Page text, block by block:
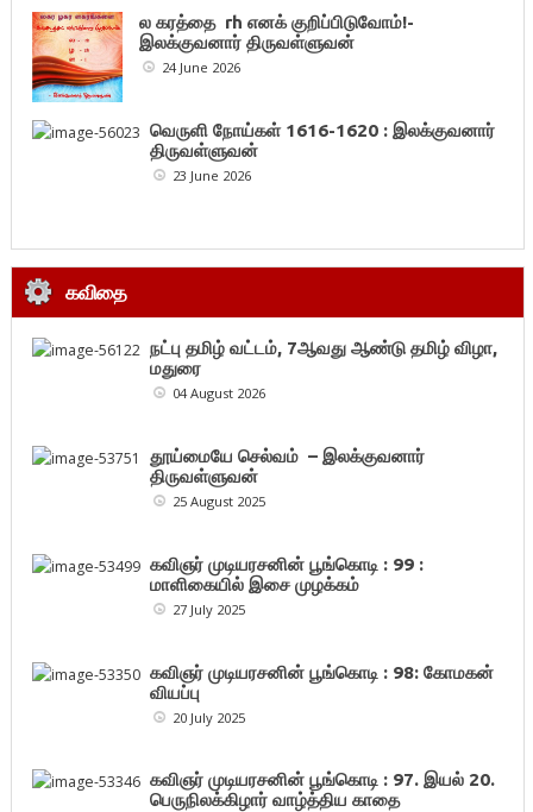
ல கரத்தை rh எனக் குறிப்பிடுவோம்!-
இலக்குவனார் திருவள்ளுவன்
24 June 2026
வெருளி நோய்கள் 1616-1620 : இலக்குவனார்
திருவள்ளுவன்
23 June 2026
கவிதை
நட்பு தமிழ் வட்டம், 7ஆவது ஆண்டு தமிழ் விழா,
மதுரை
04 August 2026
தூய்மையே செல்வம் – இலக்குவனார்
திருவள்ளுவன்
25 August 2025
கவிஞர் முடியரசனின் பூங்கொடி : 99 :
மாளிகையில் இசை முழக்கம்
27 July 2025
கவிஞர் முடியரசனின் பூங்கொடி : 98: கோமகன்
வியப்பு
20 July 2025
கவிஞர் முடியரசனின் பூங்கொடி : 97. இயல் 20.
பெருநிலக்கிழார் வாழ்த்திய காதை